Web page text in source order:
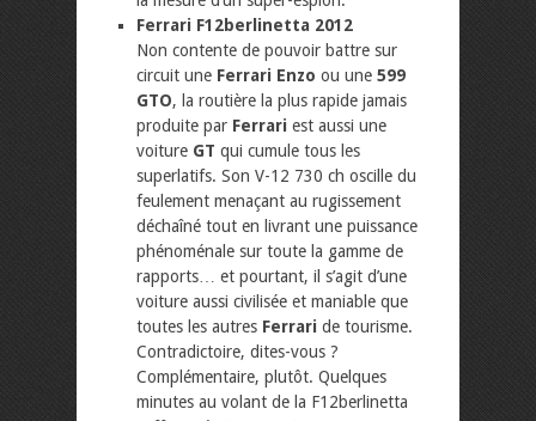
Ferrari F12berlinetta 2012
Non contente de pouvoir battre sur
circuit une Ferrari Enzo ou une 599
GTO, la routière la plus rapide jamais
produite par Ferrari est aussi une
voiture GT qui cumule tous les
superlatifs. Son V-12 730 ch oscille du
feulement menaçant au rugissement
déchaîné tout en livrant une puissance
phénoménale sur toute la gamme de
rapports… et pourtant, il s’agit d’une
voiture aussi civilisée et maniable que
toutes les autres Ferrari de tourisme.
Contradictoire, dites-vous ?
Complémentaire, plutôt. Quelques
minutes au volant de la F12berlinetta